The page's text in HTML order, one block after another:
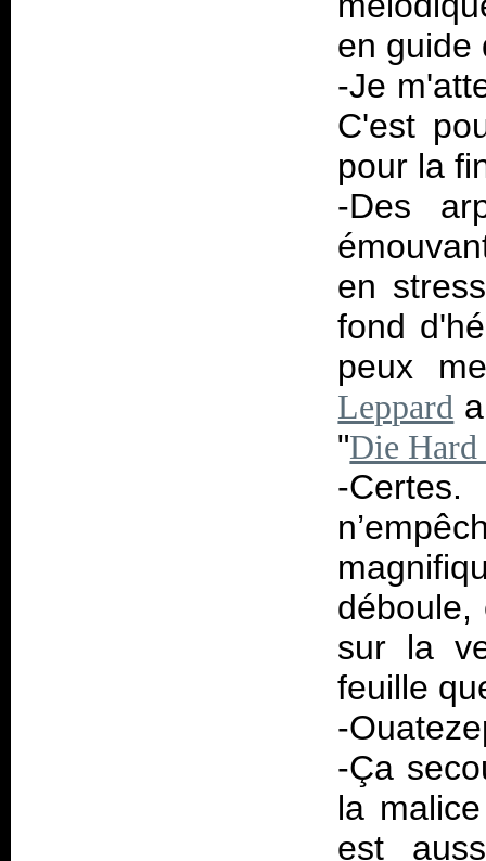
en guide
-Je
C'est
pour la
-Des
en
fond
peux
Leppard
"Die Hard
-
déboule,
sur la
feuille
-
-Ça
la
est